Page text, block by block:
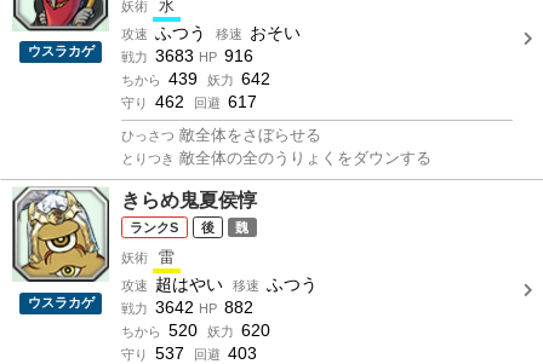
ウスラカゲ
妖術 水
攻速 ふつう 移速 おそい
戦力 3683 HP 916
ちから 439 妖力 642
守り 462 回避 617
ひっさつ 敵全体をさぼらせる
とりつき 敵全体の全のうりょくをダウンする
ウスラカゲ
きらめ鬼夏侯惇
S 後 魏
妖術 雷
攻速 超はやい 移速 ふつう
戦力 3642 HP 882
ちから 520 妖力 620
守り 537 回避 403